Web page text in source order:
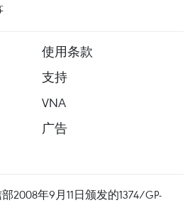
使用条款
支持
VNA
广告
2008年9月11日颁发的1374/GP-